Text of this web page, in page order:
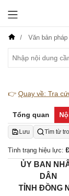
Văn bản
👉 Quay về: Tra
Tổng quan
Lưu Tìm từ
Tình trạng hiệu lực:
ỦY BAN
DÂN
TỈNH ĐỒNG